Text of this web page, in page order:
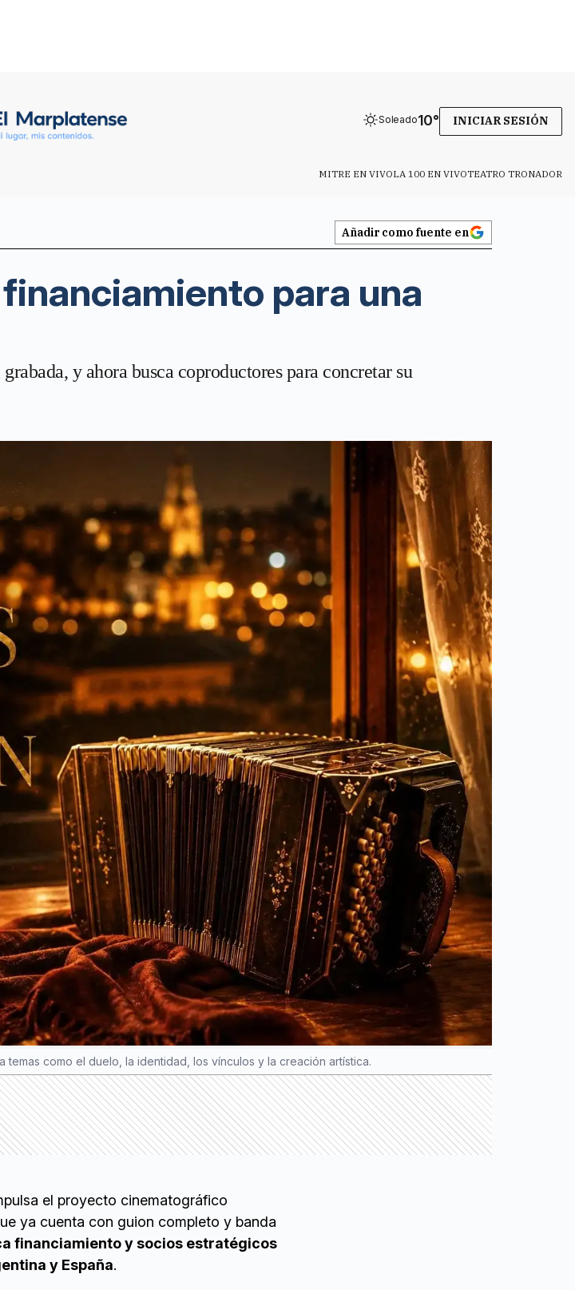
Soleado10° INICIAR SESIÓN
MITRE EN VIVOLA 100 EN VIVOTEATRO TRONADOR
Añadir como fuente en
para una
y ahora busca coproductores para concretar su
como el duelo, la identidad, los vínculos y la creación artística.
el proyecto cinematográfico
ya cuenta con guion completo y banda
financiamiento y socios estratégicos
y España.